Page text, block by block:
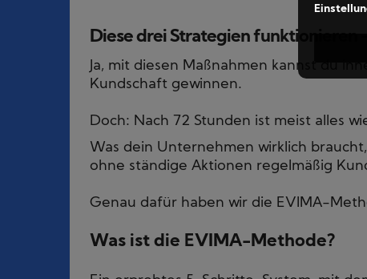
Diese drei Strategien funktionieren
Ja, mit diesen Maßnahmen kannst du
Kundschaft gewinnen.
Doch: Nach 72 Stunden ist meist alles
Was dein Unternehmen wirklich
ohne ständige Aktionen regelmäßig
Genau dafür haben wir die EVIMA-
Was ist die EVIMA-Methode?